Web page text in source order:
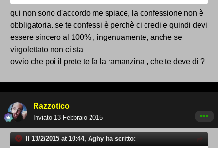
qui non sono d'accordo me spiace, la confessione non è
obbligatoria. se te confessi è perchè ci credi e quindi devi
essere sincero al 100% , ingenuamente, anche se
virgolettato non ci sta
ovvio che poi il prete te fa la ramanzina , che te deve di ?
Razzotico
Inviato 13 Febbraio 2015
Il 13/2/2015 at 10:44, Aghy ha scritto: